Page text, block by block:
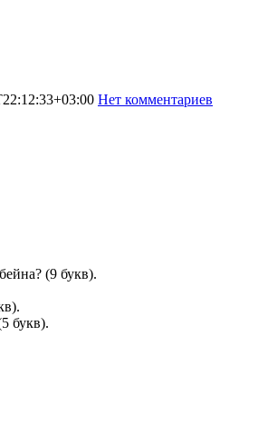
Нет комментариев
(9 букв).
букв).